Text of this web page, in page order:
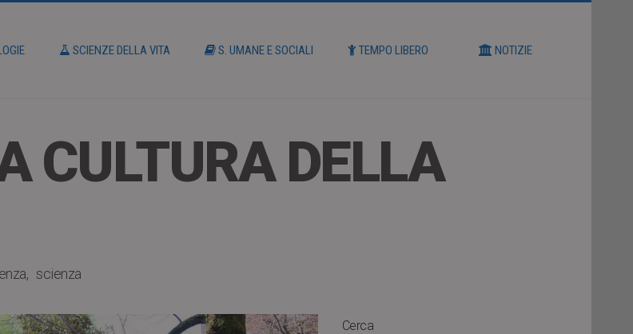
SCIENZE DELLA VITA S. UMANE E SOCIALI TEMPO LIBERO NOTIZIE
CULTURA DELLA
scienza
Cerca